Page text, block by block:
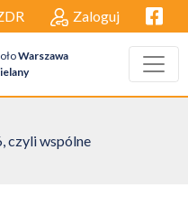
Zaloguj
Warszawa
czyli wspólne